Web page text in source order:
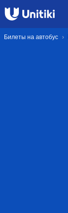
Билеты на автобус